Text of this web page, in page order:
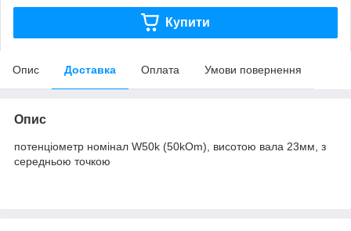
Купити
Опис Доставка Оплата Умови повернення
Опис
потенціометр номінал W50k (50kOm), висотою вала 23мм, з
середньою точкою